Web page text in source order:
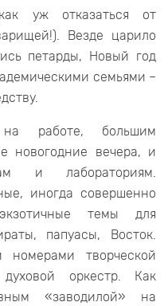
уж отказаться от
Везде царило
петарды, Новый год
семьями –
работе, большим
новогодние вечера, и
и лабораториям.
иногда совершенно
темы для
папуасы, Восток.
творческой
духовой оркестр. Как
«заводилой» на